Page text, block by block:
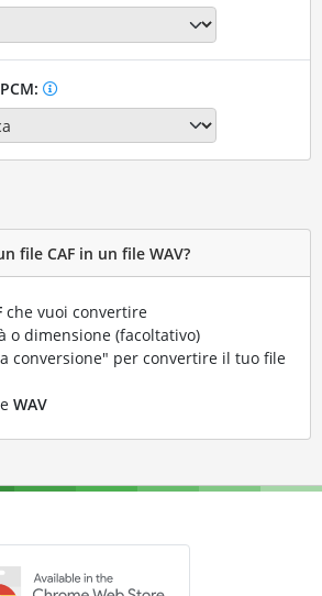
file CAF in un file WAV?
che vuoi convertire
o dimensione (facoltativo)
conversione" per convertire il tuo file
WAV